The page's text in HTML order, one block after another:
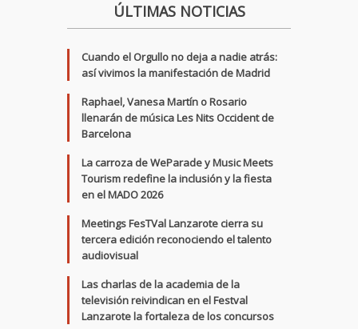
ÚLTIMAS NOTICIAS
Cuando el Orgullo no deja a nadie atrás:
así vivimos la manifestación de Madrid
Raphael, Vanesa Martín o Rosario
llenarán de música Les Nits Occident de
Barcelona
La carroza de WeParade y Music Meets
Tourism redefine la inclusión y la fiesta
en el MADO 2026
Meetings FesTVal Lanzarote cierra su
tercera edición reconociendo el talento
audiovisual
Las charlas de la academia de la
televisión reivindican en el Festval
Lanzarote la fortaleza de los concursos